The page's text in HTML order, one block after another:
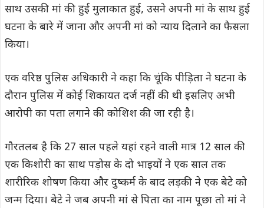
साथ उसकी मां की हुई मुलाकात हुई, उसने अपनी मां के साथ हुई
घटना के बारे में जाना और अपनी मां को न्याय दिलाने का फैसला
किया।
एक वरिष्ठ पुलिस अधिकारी ने कहा कि चूंकि पीड़िता ने घटना के
दौरान पुलिस में कोई शिकायत दर्ज नहीं की थी इसलिए अभी
आरोपी का पता लगाने की कोशिश की जा रही है।
गौरतलब है कि 27 साल पहले यहां रहने वाली मात्र 12 साल की
एक किशोरी का साथ पड़ोस के दो भाइयों ने एक साल तक
शारीरिक शोषण किया और दुष्कर्म के बाद लड़की ने एक बेटे को
जन्म दिया। बेटे ने जब अपनी मां से पिता का नाम पूछा तो मां ने